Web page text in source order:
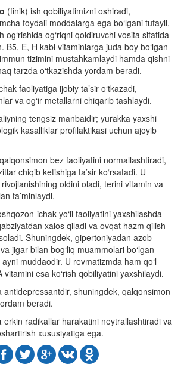
(finik) ish qobiliyatimizni oshiradi,
foydali moddalarga ega bo‘lgani tufayli,
og‘rishida og‘riqni qoldiruvchi vosita sifatida
B5, E, H kabi vitaminlarga juda boy bo‘lgan
tizimini mustahkamlaydi hamda qishni
tarzda o‘tkazishda yordam beradi.
faoliyatiga ijobiy ta’sir o‘tkazadi,
va og‘ir metallarni chiqarib tashlaydi.
tengsiz manbaidir; yurakka yaxshi
kasalliklar profilaktikasi uchun ajoyib
bez faoliyatini normallashtiradi,
chiqib ketishiga ta’sir ko‘rsatadi. U
oldini oladi, terini vitamin va
ta’minlaydi.
ichak yo‘li faoliyatini yaxshilashda
xalos qiladi va ovqat hazm qilish
Shuningdek, gipertoniyadan azob
jigar bilan bog‘liq muammolari bo‘lgan
muddaodir. U revmatizmda ham qo‘l
esa ko‘rish qobiliyatini yaxshilaydi.
antidepressantdir, shuningdek, qalqonsimon
beradi.
erkin radikallar harakatini neytrallashtiradi va
xususiyatiga ega.